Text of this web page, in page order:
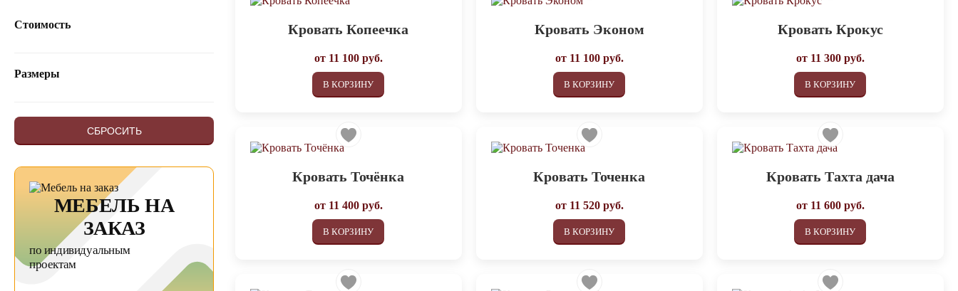
Стоимость
Размеры
СБРОСИТЬ
МЕБЕЛЬ НА
ЗАКАЗ
по индивидуальным
проектам
Кровать Копеечка
от 11 100руб.
В КОРЗИНУ
Кровать Эконом
от 11 100руб.
В КОРЗИНУ
Кровать Крокус
от 11 300руб.
В КОРЗИНУ
Кровать Точёнка
от 11 400руб.
В КОРЗИНУ
Кровать Точенка
от 11 520руб.
В КОРЗИНУ
Кровать Тахта дача
от 11 600руб.
В КОРЗИНУ